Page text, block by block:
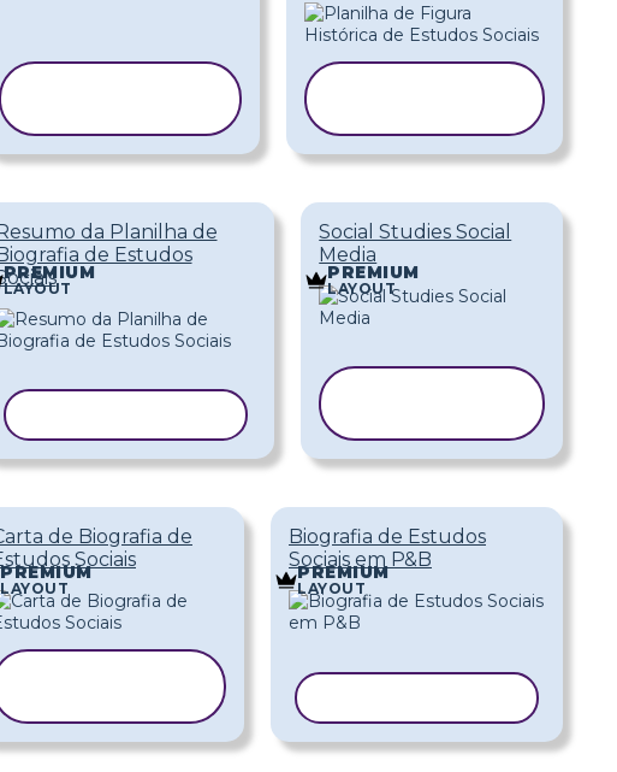
da Planilha de
de Estudos
PREMIUM
LAYOUT
Social Studies Social
Media
PREMIUM
LAYOUT
de Biografia de
Sociais
PREMIUM
LAYOUT
Biografia de Estudos
Sociais em P&B
PREMIUM
LAYOUT